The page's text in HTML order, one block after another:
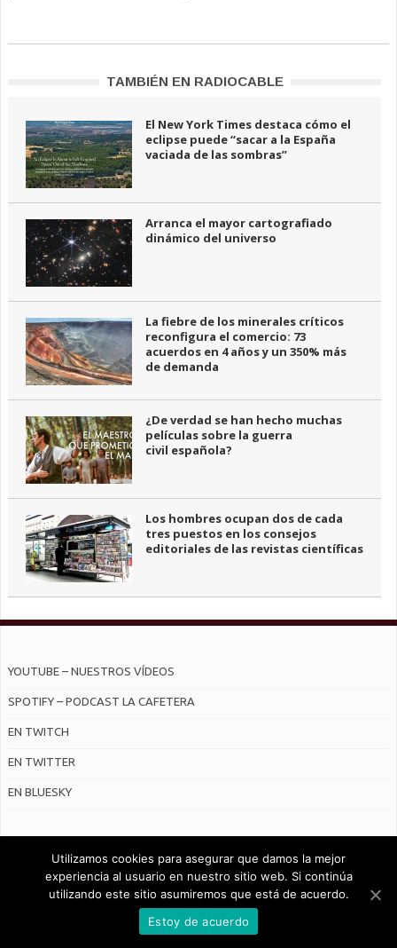
TAMBIÉN EN RADIOCABLE
El New York Times destaca cómo el
eclipse puede “sacar a la España
vaciada de las sombras”
Arranca el mayor cartografiado
dinámico del universo
La fiebre de los minerales críticos
reconfigura el comercio: 73
acuerdos en 4 años y un 350% más
de demanda
¿De verdad se han hecho muchas
películas sobre la guerra
civil española?
Los hombres ocupan dos de cada
tres puestos en los consejos
editoriales de las revistas científicas
YOUTUBE – NUESTROS VÍDEOS
SPOTIFY – PODCAST LA CAFETERA
EN TWITCH
EN TWITTER
EN BLUESKY
© Radiocable en Internet S.L.
CONTRATO DE SERVICIOS Y POLÍTICA DE PRIVACIDAD
Utilizamos cookies para asegurar que damos la mejor
experiencia al usuario en nuestro sitio web. Si continúa
utilizando este sitio asumiremos que está de acuerdo.
Estoy de acuerdo